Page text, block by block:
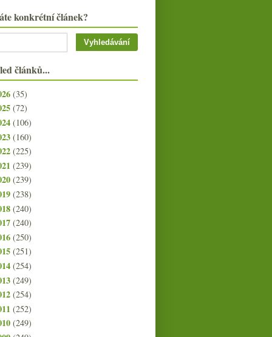
konkrétní článek?
článků...
(35)
(72)
(106)
(160)
(225)
(239)
(239)
(238)
(240)
(240)
(250)
(251)
(254)
(249)
(254)
(252)
(249)